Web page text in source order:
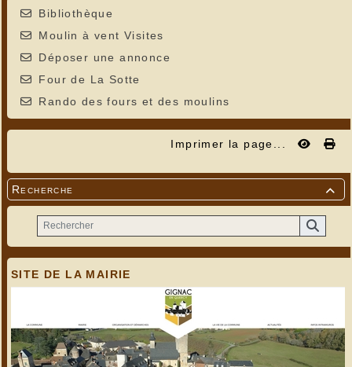
Bibliothèque
Moulin à vent Visites
Déposer une annonce
Four de La Sotte
Rando des fours et des moulins
Imprimer la page...

Recherche
SITE DE LA MAIRIE